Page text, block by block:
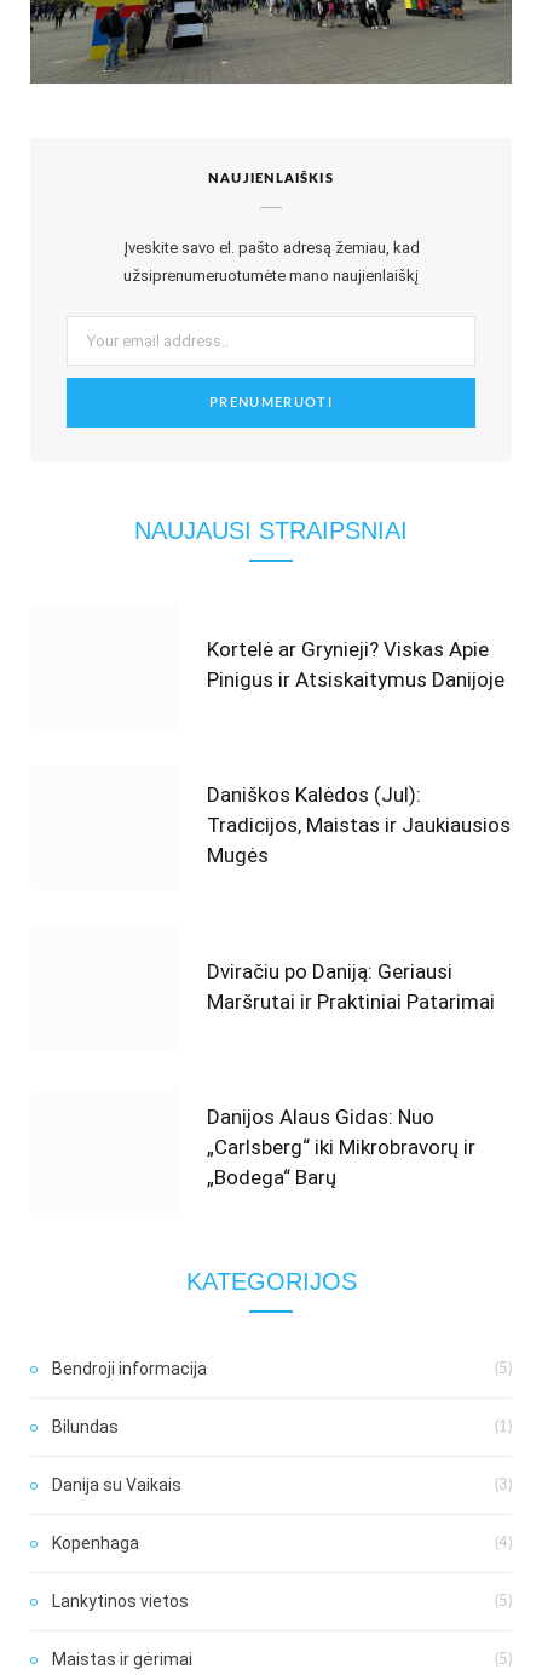
NAUJIENLAIŠKIS
Įveskite savo el. pašto adresą žemiau, kad
užsiprenumeruotumėte mano naujienlaiškį
NAUJAUSI STRAIPSNIAI
Kortelė ar Grynieji? Viskas Apie
Pinigus ir Atsiskaitymus Danijoje
Daniškos Kalėdos (Jul):
Tradicijos, Maistas ir Jaukiausios
Mugės
Dviračiu po Daniją: Geriausi
Maršrutai ir Praktiniai Patarimai
Danijos Alaus Gidas: Nuo
„Carlsberg“ iki Mikrobravorų ir
„Bodega“ Barų
KATEGORIJOS
Bendroji informacija (5)
Bilundas (1)
Danija su Vaikais (3)
Kopenhaga (4)
Lankytinos vietos (5)
Maistas ir gėrimai (5)